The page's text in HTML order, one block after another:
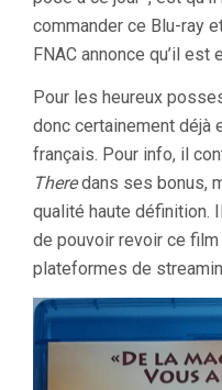
commander ce Blu-ray
FNAC annonce qu’il est
Pour les heureux
donc certainement déjà
français. Pour info, il
Theredans ses bonus,
qualité haute définition.
de pouvoir revoir ce
plateformes de